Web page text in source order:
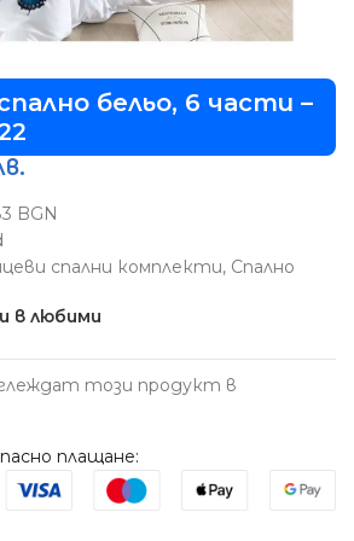
бельо, 6 части –
BGN
спални комплекти, Спално
в любими
този продукт в
плащане: